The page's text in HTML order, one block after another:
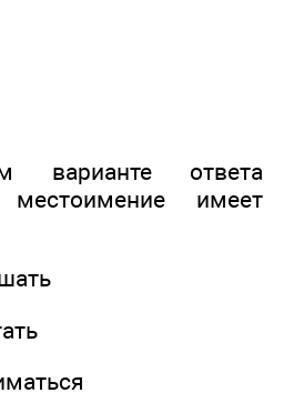
ответа
местоимение имеет